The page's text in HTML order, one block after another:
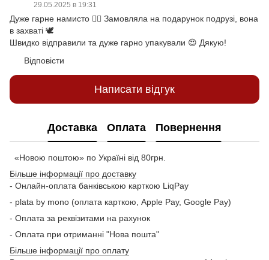
29.05.2025 в 19:31
Дуже гарне намисто ❤️‍🔥 Замовляла на подарунок подрузі, вона
в захваті 🕊️
Швидко відправили та дуже гарно упакували 😍 Дякую!
Відповісти
Написати відгук
Доставка Оплата Повернення
«Новою поштою» по Україні від 80грн.
Більше інформації про доставку
- Онлайн-оплата банківською карткою LiqPay
- plata by mono (оплата карткою, Apple Pay, Google Pay)
- Оплата за реквізитами на рахунок
- Оплата при отриманні "Нова пошта"
Більше інформації про оплату